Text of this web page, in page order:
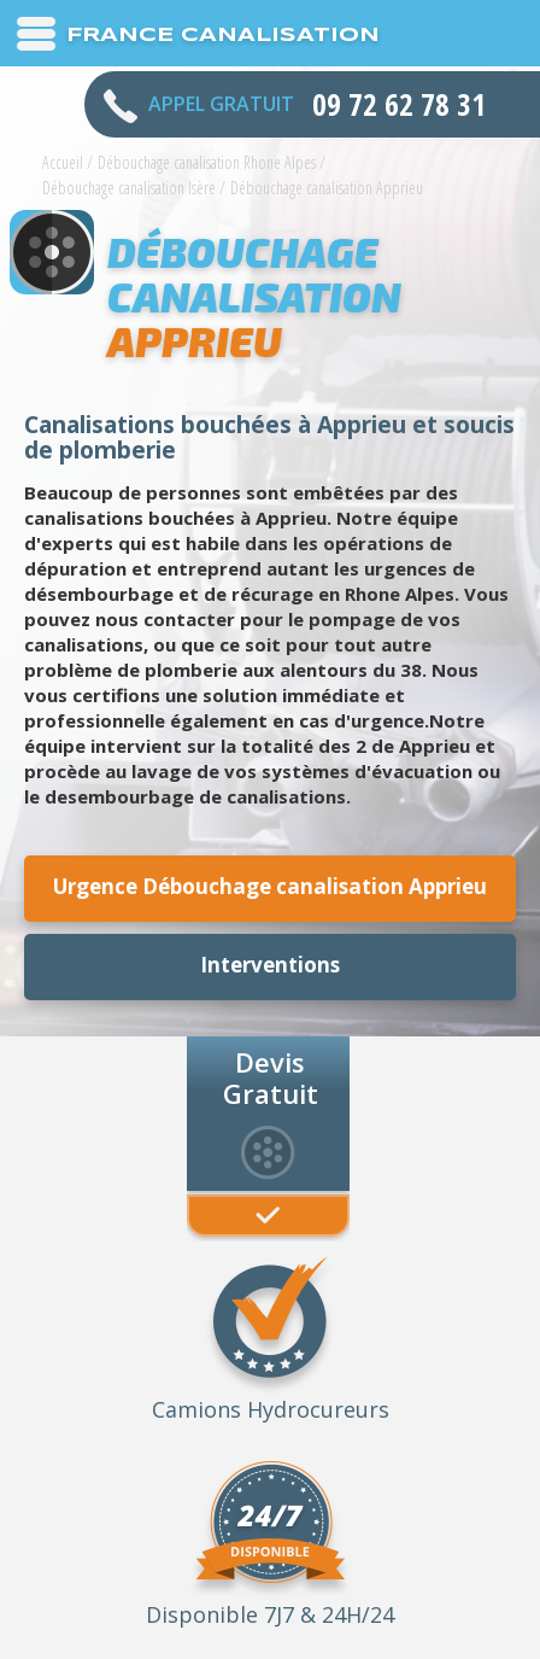
FRANCE CANALISATION
APPEL GRATUIT 09 72 62 78 31
Accueil / Débouchage canalisation Rhone Alpes/
Débouchage canalisation Isère / Débouchage canalisation Apprieu
DÉBOUCHAGE
CANALISATION
APPRIEU
Canalisations bouchées à Apprieu et soucis
de plomberie
Beaucoup de personnes sont embêtées par des
canalisations bouchées à Apprieu. Notre équipe
d'experts qui est habile dans les opérations de
dépuration et entreprend autant les urgences de
désembourbage et de récurage en Rhone Alpes. Vous
pouvez nous contacter pour le pompage de vos
canalisations, ou que ce soit pour tout autre
problème de plomberie aux alentours du 38. Nous
vous certifions une solution immédiate et
professionnelle également en cas d'urgence.Notre
équipe intervient sur la totalité des 2 de Apprieu et
procède au lavage de vos systèmes d'évacuation ou
le desembourbage de canalisations.
Urgence Débouchage canalisation Apprieu
Interventions
Devis
Gratuit
Camions Hydrocureurs
Disponible 7J7 & 24H/24